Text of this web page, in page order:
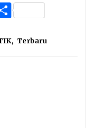
Share
, Terbaru